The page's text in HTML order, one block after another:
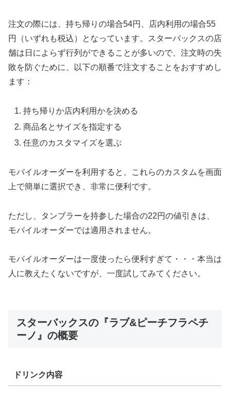
注文の際には、持ち帰りの場合54円、店内利用の場合55
円（いずれも税込）となっています。スターバックスの店
舗は日によらず行列ができることが多いので、注文時の失
敗を防ぐために、以下の順番で注文することをおすすめし
ます：
持ち帰りか店内利用かを決める
商品名とサイズを指定する
任意のカスタマイズを選ぶ
モバイルオーダーを利用すると、これらのカスタムを画面
上で簡単に選択でき、非常に便利です。
ただし、タンブラーを持参した場合の22円の値引きは、
モバイルオーダーでは適用されません。
モバイルオーダーは一度使ったら便利すぎて・・・本当は
人に教えたくないですが、一度試してみてください。
スターバックスの『ラブ&ピーチフラペチ
ーノ』の概要
ドリンク内容